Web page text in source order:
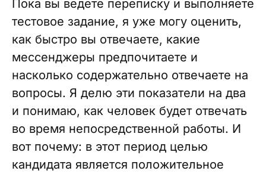
Пока вы ведете переписку и выполняете
тестовое задание, я уже могу оценить,
как быстро вы отвечаете, какие
мессенджеры предпочитаете и
насколько содержательно отвечаете на
вопросы. Я делю эти показатели на два
и понимаю, как человек будет отвечать
во время непосредственной работы. И
вот почему: в этот период целью
кандидата является положительное